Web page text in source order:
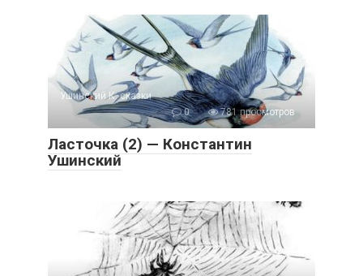
Ушинский К. сказки
0
781 просмотров
Ласточка (2) — Константин
Ушинский